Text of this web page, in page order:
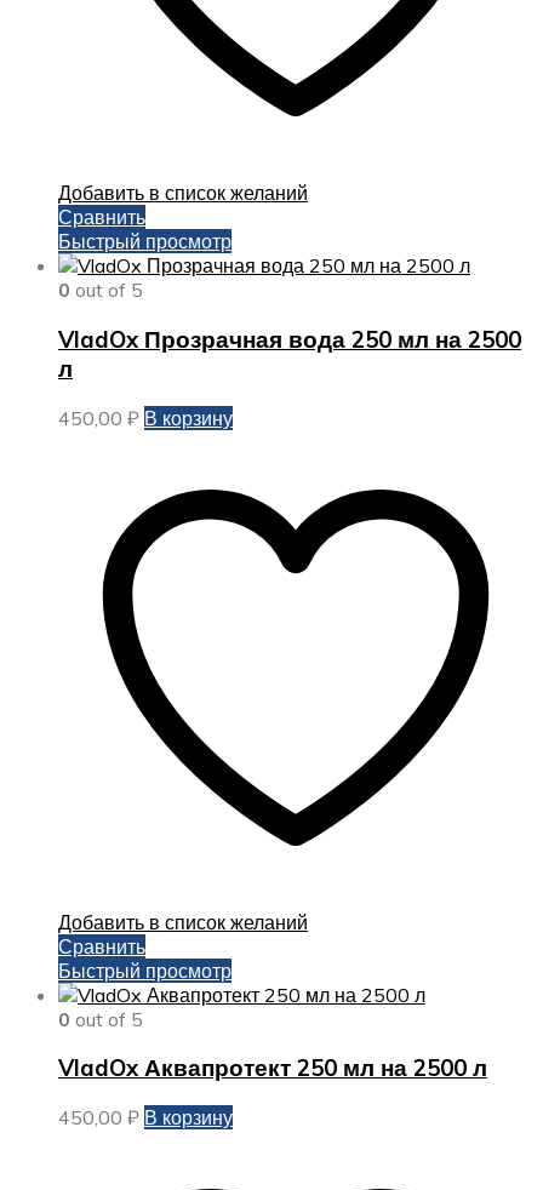
Добавить в список желаний
Сравнить
Быстрый просмотр
0 out of 5
VladOx Прозрачная вода 250 мл на 2500
л
450,00 ₽ В корзину
Добавить в список желаний
Сравнить
Быстрый просмотр
0 out of 5
VladOx Аквапротект 250 мл на 2500 л
450,00 ₽ В корзину